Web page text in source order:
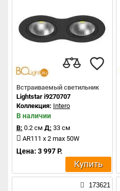
Встраиваемый светильник
Lightstar i9270707
Коллекция: Intero
В наличии
В: 0.2 см Д: 33 см
AR111 x 2 max 50W
Цена: 3 997 Р.
Купить
173621